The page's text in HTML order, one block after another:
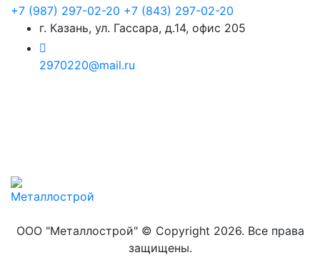
+7 (987) 297-02-20 +7 (843) 297-02-20
г. Казань, ул. Гассара, д.14, офис 205
2970220@mail.ru
ООО "Металлострой" © Copyright 2026. Все права
защищены.